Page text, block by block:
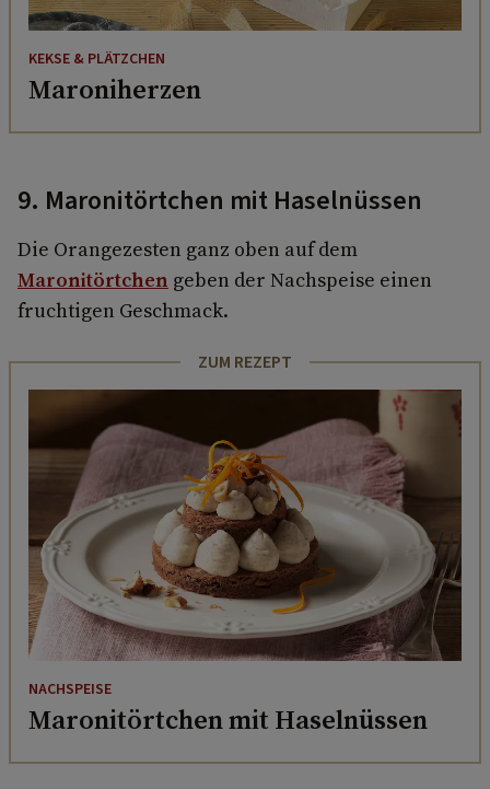
KEKSE & PLÄTZCHEN
Maroniherzen
9. Maronitörtchen mit Haselnüssen
Die Orangezesten ganz oben auf dem
Maronitörtchen geben der Nachspeise einen
fruchtigen Geschmack.
ZUM REZEPT
NACHSPEISE
Maronitörtchen mit Haselnüssen